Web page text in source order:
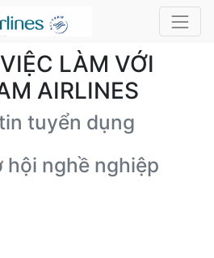
LÀM VỚI
AIRLINES
tuyển dụng
hội nghề nghiệp